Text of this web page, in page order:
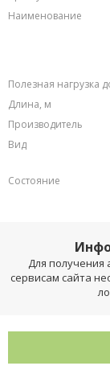
Наименование
Полезная нагрузка
Длина, м
Производитель
Вид
Состояние
Для получения
сервисам сайта